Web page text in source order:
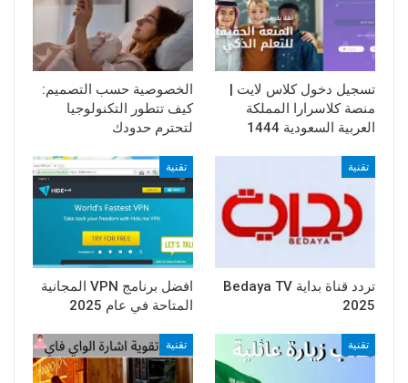
تسجيل دخول كلاس لايت |
منصة كلاسرارا المملكة
العربية السعودية 1444
الخصوصية حسب التصميم:
كيف تتطور التكنولوجيا
لتحترم حدودك
تقنية
تردد قناة بداية Bedaya TV
2025
تقنية
افضل برنامج VPN المجانية
المتاحة في عام 2025
تقنية تقنية